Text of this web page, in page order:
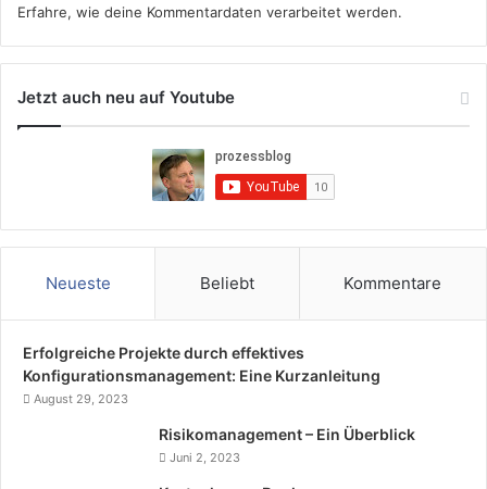
Erfahre, wie deine Kommentardaten verarbeitet werden.
Jetzt auch neu auf Youtube
Neueste Beliebt Kommentare
Erfolgreiche Projekte durch effektives
Konfigurationsmanagement: Eine Kurzanleitung
August 29, 2023
Risikomanagement – Ein Überblick
Juni 2, 2023